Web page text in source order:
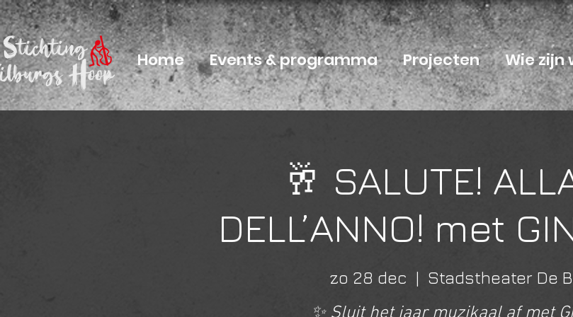
Home Events & programma Projecten Wie zijn
🥂 SALUTE!
DELL’ANNO! met
zo 28 dec
  |
Stadstheater De